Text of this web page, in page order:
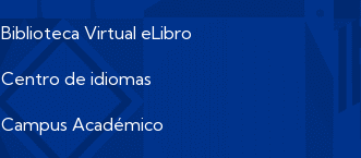
Biblioteca Virtual eLibro
Centro de idiomas
Campus Académico